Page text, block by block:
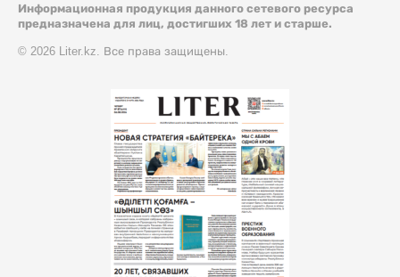
Информационная продукция данного сетевого ресурса
предназначена для лиц, достигших 18 лет и старше.
© 2026 Liter.kz. Все права защищены.